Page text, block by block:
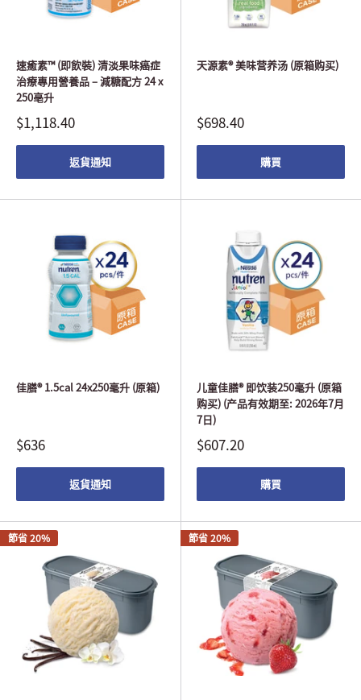
速癒素™ (即飲裝) 清淡果味癌症
治療專用營養品 – 減糖配方 24 x
250亳升
$1,118.40
返貨通知
天源素® 美味营养汤 (原箱购买)
$698.40
購買
佳膳® 1.5cal 24x250毫升 (原箱)
$636
返貨通知
儿童佳膳® 即饮装250毫升 (原箱
购买) (产品有效期至: 2026年7月
7日)
$607.20
購買
節省 20% 節省 20%